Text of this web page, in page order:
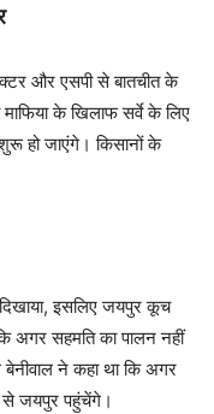
और एसपी से बातचीत के
माफिया के खिलाफ सर्वे के लिए
हो जाएंगे। किसानों के
इसलिए जयपुर कूच
अगर सहमति का पालन नहीं
ने कहा था कि अगर
से जयपुर पहुंचेंगे।